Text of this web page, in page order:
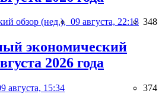
обзор (нед.), 09 августа, 22:18 348
экономический
2026 года
августа, 15:34 374